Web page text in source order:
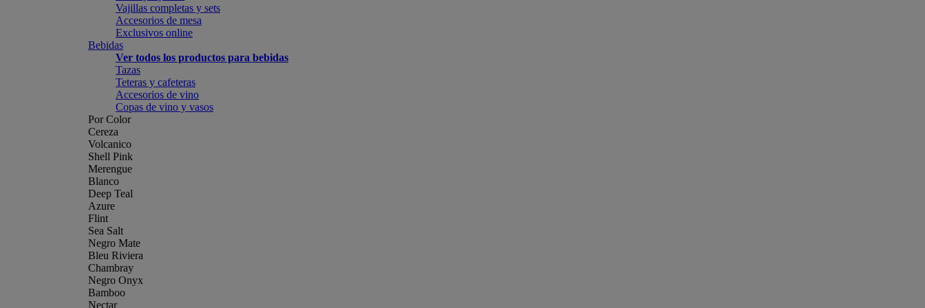
Vajillas completas y sets
Accesorios de mesa
Exclusivos online
Bebidas
Ver todos los productos para bebidas
Tazas
Teteras y cafeteras
Accesorios de vino
Copas de vino y vasos
Por Color
Cereza
Volcanico
Shell Pink
Merengue
Blanco
Deep Teal
Azure
Flint
Sea Salt
Negro Mate
Bleu Riviera
Chambray
Negro Onyx
Bamboo
Nectar